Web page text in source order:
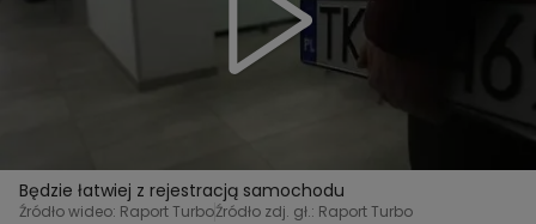
Będzie łatwiej z rejestracją samochodu
Źródło wideo: Raport TurboŹródło zdj. gł.: Raport Turbo